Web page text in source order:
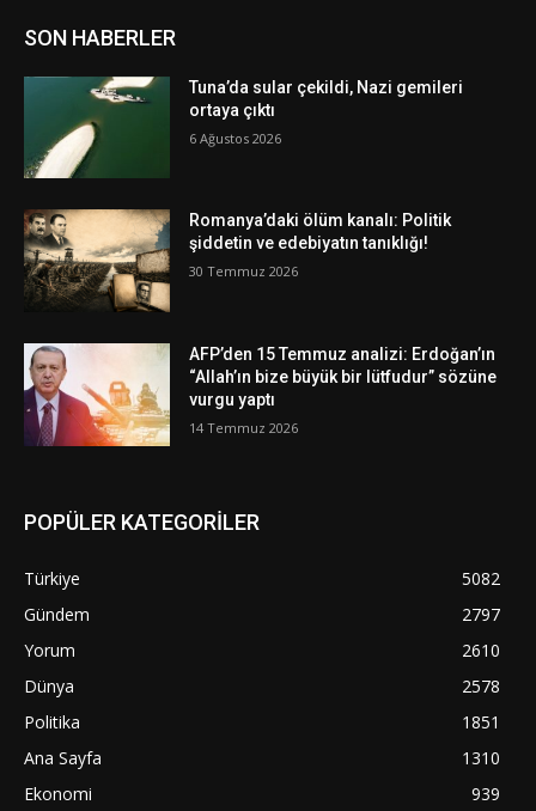
SON HABERLER
Tuna’da sular çekildi, Nazi gemileri
ortaya çıktı
6 Ağustos 2026
Romanya’daki ölüm kanalı: Politik
şiddetin ve edebiyatın tanıklığı!
30 Temmuz 2026
AFP’den 15 Temmuz analizi: Erdoğan’ın
“Allah’ın bize büyük bir lütfudur” sözüne
vurgu yaptı
14 Temmuz 2026
POPÜLER KATEGORİLER
Türkiye
5082
Gündem
2797
Yorum
2610
Dünya
2578
Politika
1851
Ana Sayfa
1310
Ekonomi
939